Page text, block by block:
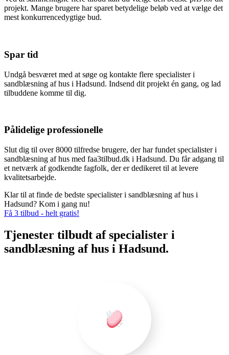
projekt. Mange brugere har sparet betydelige beløb ved at vælge det
mest konkurrencedygtige bud.
Spar tid
Undgå besværet med at søge og kontakte flere specialister i
sandblæsning af hus i Hadsund. Indsend dit projekt én gang, og lad
tilbuddene komme til dig.
Pålidelige professionelle
Slut dig til over 8000 tilfredse brugere, der har fundet specialister i
sandblæsning af hus med faa3tilbud.dk i Hadsund. Du får adgang til
et netværk af godkendte fagfolk, der er dedikeret til at levere
kvalitetsarbejde.
Klar til at finde de bedste specialister i sandblæsning af hus i
Hadsund? Kom i gang nu!
Få 3 tilbud - helt gratis!
Tjenester tilbudt af specialister i
sandblæsning af hus i Hadsund.